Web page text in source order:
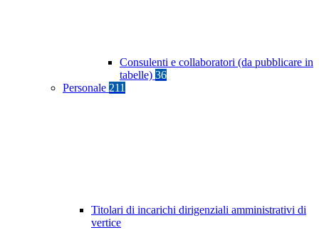
Consulenti e collaboratori (da pubblicare in
tabelle) 36
Personale 211
Titolari di incarichi dirigenziali amministrativi di
vertice